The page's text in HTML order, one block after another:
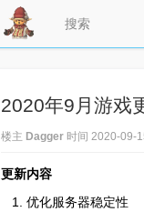
2020年9月游戏
楼主 Dagger 时间 2020-09-
更新内容
优化服务器稳定性